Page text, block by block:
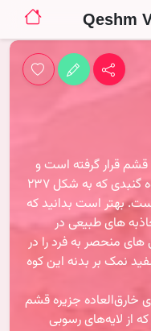
از شهر قشم قرار گرفته است و
در بخش انتهایی جنوب غربی جزیره کوه گنبدی که به شکل 237
بهتر است بدانید که
های طبیعی در
منحصر به فرد را در
نمک بر بدنه این کوه
خارق‌العاده جزیره قشم
از لایه‌های رسوبی